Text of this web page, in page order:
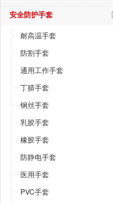
安全防护手套
耐高温手套
防割手套
通用工作手套
丁腈手套
钢丝手套
乳胶手套
橡胶手套
防静电手套
医用手套
PVC手套